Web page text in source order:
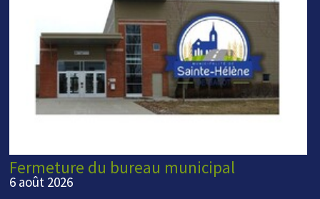
Fermeture du bureau municipal
6 août 2026